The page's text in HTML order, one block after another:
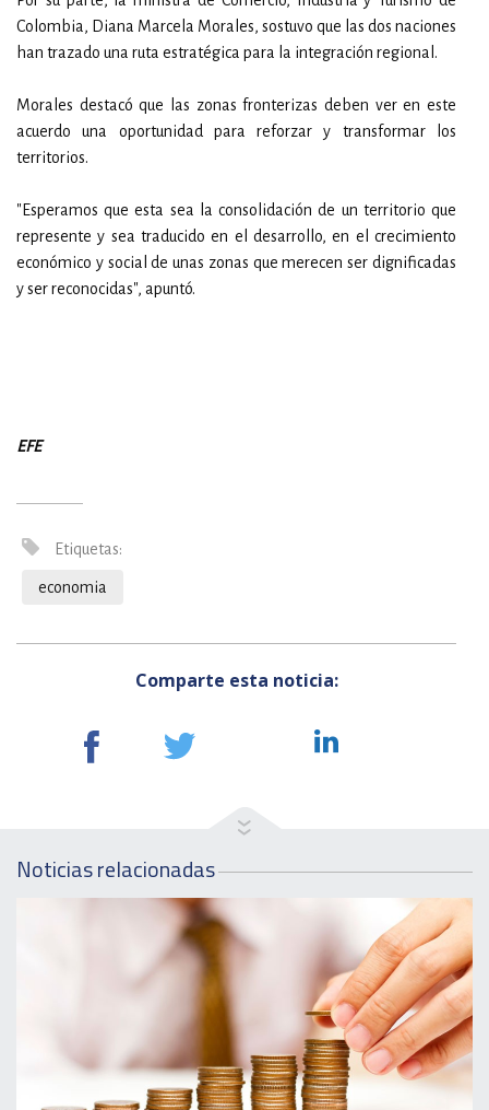
Colombia, Diana Marcela Morales, sostuvo que las dos naciones
han trazado una ruta estratégica para la integración regional.
Morales destacó que las zonas fronterizas deben ver en este
acuerdo una oportunidad para reforzar y transformar los
territorios.
"Esperamos que esta sea la consolidación de un territorio que
represente y sea traducido en el desarrollo, en el crecimiento
económico y social de unas zonas que merecen ser dignificadas
y ser reconocidas", apuntó.
EFE
Etiquetas:
economia
Comparte esta noticia:
Noticias relacionadas